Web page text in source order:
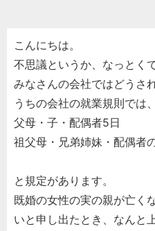
こんにちは。
不思議というか、なっとく
みなさんの会社ではどうさ
うちの会社の就業規則では
父母・子・配偶者5日
祖父母・兄弟姉妹・配偶
と規定があります。
既婚の女性の実の親が亡く
いと申し出たとき、なんと